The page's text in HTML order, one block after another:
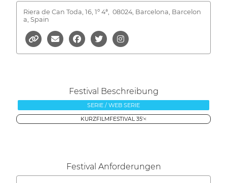
Riera de Can Toda, 16, 1º 4ª, 08024, Barcelona, Barcelon
a, Spain
Festival Beschreibung
SERIE / WEB SERIE
KURZFILMFESTIVAL 35'<
Festival Anforderungen